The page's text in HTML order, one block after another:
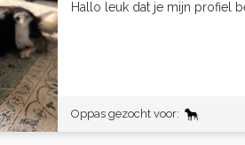
Hallo leuk dat je mijn profiel
Oppas gezocht voor: